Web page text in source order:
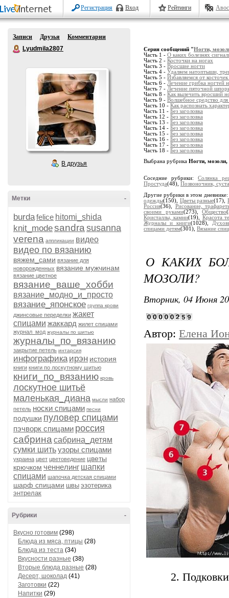
Регистрация Вход Рейтинги
Записи Друзья
Комментарии
Lyudmila2807
В друзья
-
Метки
burdafelice hitomi_shida
knit_modesandra susanna
verena аппликации видео
видео по вязанию
вяжем_сами вязание для
новорожденных вязание мужчинам
вязание цветное
вязание_ваше_хобби
вязание_модно_и_просто
вязание_японское группа крови
джинсовые переделки жакет
спицами жаккард жилет спицами
журнал_мод журналы по шитью
журналы_по_вязанию
закрытие петель интарсия
инфографика ирэн история
книги книги по лоскутному шитью
книги_по_вязанию кровь
лоскутное шитьё
маленькая_диана мысли набор
петель носки спицами песни
подушки пуловер спицами
пэчворк спицами россия
сабрина сабрина_детям
сумки шитьузоры спицами
украина цвет цветоведение цветы
крючком ченнелинг шапки
спицами шапочка детская спицами
шарф спицами швы эзотерика
энтрелак
-
Рубрики
Вкусно готовим (298)
Блюда из мяса, птицы (28)
Блюда из теста (34)
Вкусности разные (38)
Вторые блюда разные (28)
Десерт, шоколад (41)
Заготовки (22)
Напитки (29)
Серия сообщений "Ногти,
Часть 1 - О каких болезнях
Часть 2 - Косточки на ногах
Часть 3 - Вросшие ногти
Часть 4 - Удаляем натоптыши,
Часть 5 - Избавляемся от
Часть 6 - Лечение грибка ногтей
Часть 7 - Лечение пяточной
Часть 8 - Как вылечить вросший
Часть 9 - Волшебное средство
Часть 10 - Как распознать
Часть 11 - Без заголовка
Часть 12 - Без заголовка
Часть 13 - Без заголовка
Часть 14 - Без заголовка
Часть 15 - Без заголовка
Часть 16 - Без заголовка
Часть 17 - Без заголовка
Часть 18 - Без заголовка
Выбрана рубрика Ногти, мозоли,
Соседние рубрики:Солянка
Простуда(48), Позвоночник,
Другие рубрики в этом дневнике:
одежды(150), Цветы разные(17),
Россия(36), Рисование,
своими руками(273),Общество
Кристаллы, камни(19), Красота
Журналы и книги(1028),
спицами детям(301), Вязание
О КАКИХ
МОЗОЛИ?
Вторник, 04 Июня
Автор: Елена
2.